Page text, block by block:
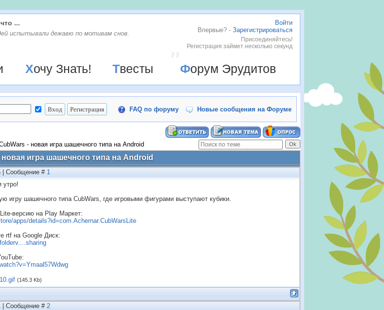
Войти
Впервые? - Зарегистрироваться
Присоединяйтесь!
Регистрация займет несколько секунд
...
испытывали дежавю по мотивам снов.
Хочу Знать! Твесты Форум Эрудитов
FAQ по форуму Новые сообщения на Форуме
- новая игра шашечного типа на Android
новая игра шашечного типа на Android
| Сообщение # 1
утро!
игру шашечного типа CubWars, где игровыми фигурами выступают кубики.
версию на Play Маркет:
apps/details?id=com.Achernar.CubWarsLite
rtf на Google Диск:
(145.3 Kb)
| Сообщение #2